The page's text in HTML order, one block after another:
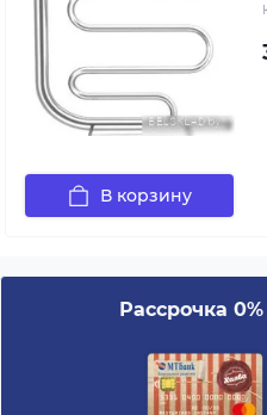
В корзину
Рассрочка